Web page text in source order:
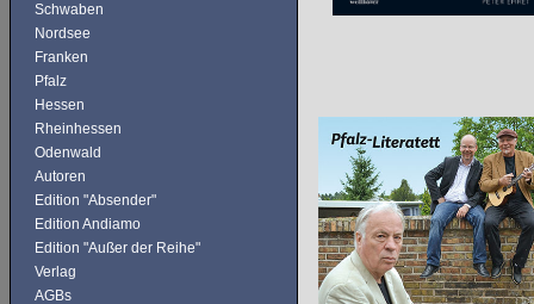
Schwaben
Nordsee
Franken
Pfalz
Hessen
Rheinhessen
Odenwald
Autoren
Edition "Absender"
Edition Andiamo
Edition "Außer der Reihe"
Verlag
AGBs